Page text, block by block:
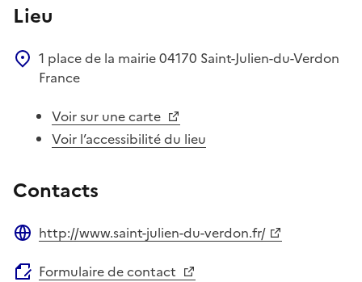
Lieu
1 place de la mairie04170 Saint-Julien-du-Verdon
France
Voir sur une carte
Voir l’accessibilité du lieu
Contacts
http://www.saint-julien-du-verdon.fr/
Formulaire de contact